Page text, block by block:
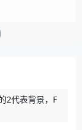
2代表背景，F